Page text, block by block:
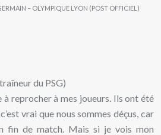
– OLYMPIQUE LYON (POST OFFICIEL)
du PSG)
à reprocher à mes joueurs. Ils ont été
vrai que nous sommes déçus, car
fin de match. Mais si je vois mon